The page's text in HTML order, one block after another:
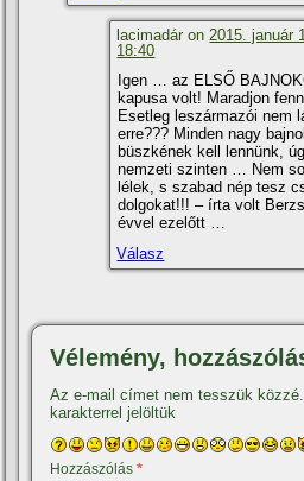
lacimadár on 2015. január
18:40
Igen … az ELSŐ
kapusa volt! Maradjon
Esetleg leszármazói nem
erre??? Minden nagy
büszkének kell lennünk,
nemzeti szinten … Nem
lélek, s szabad nép tesz
dolgokat!!! – í­rta volt
évvel ezelőtt …
Válasz
Vélemény,
Az e-mail címet nem tesszük közzé.
karakterrel jelöltük
Hozzászólás*